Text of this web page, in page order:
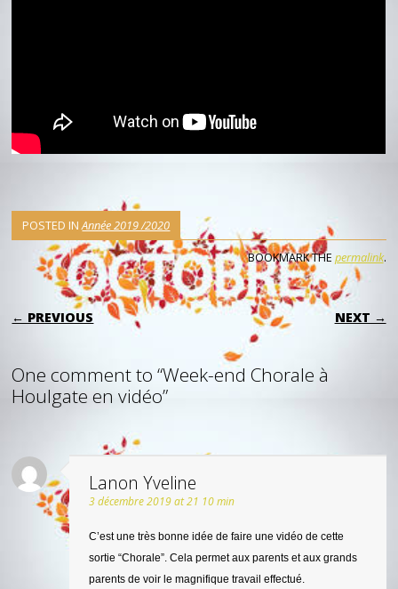
POSTED INAnnée 2019 /2020
BOOKMARK THE permalink.
POST NAVIGATION
← PREVIOUS NEXT →
One comment to “Week-end Chorale à
Houlgate en vidéo”
Lanon Yveline
3 décembre 2019 at 21 10 min
C’est une très bonne idée de faire une vidéo de cette
sortie “Chorale”. Cela permet aux parents et aux grands
parents de voir le magnifique travail effectué.